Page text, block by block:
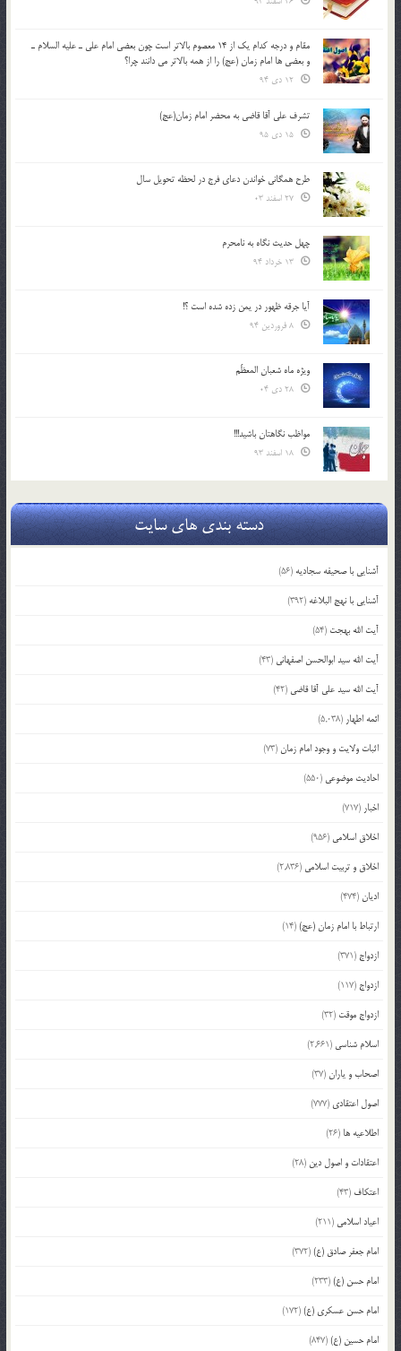
مقام و درجه كدام يك از 14 معصوم بالاتر است چون بعضي امام علي ـ عليه السلام ـ
و بعضي ها امام زمان (عج) را از همه بالاتر مي دانند چرا؟
تشرف علي آقا قاضي به محضر امام زمان(عج)
طرح همگانی خواندن دعای فرج در لحظه تحویل سال
چهل حدیث نگاه به نامحرم
آیا جرقه ظهور در یمن زده شده است ؟!
ویژه ماه شعبان المعظّم
مواظب نگاهتان باشید!!!
دسته بندی های سایت
آشنایی با صحیفه سجادیه (56)
آشنایی با نهج البلاغه (392)
آیت الله بهجت (54)
آیت الله سید ابوالحسن اصفهانی (43)
آیت الله سید علی آقا قاضی (42)
ائمه اطهار (5,038)
اثبات ولایت و وجود امام زمان(73)
احادیث موضوعی (550)
اخبار (717)
اخلاق اسلامی (956)
اخلاق و تربیت اسلامی (2,836)
ادیان(474)
ارتباط با امام زمان (عج)(14)
ازدواج (371)
ازدواج (117)
ازدواج موقت (32)
اسلام شناسی (2,661)
اصحاب و یاران(37)
اصول اعتقادی (777)
اطلاعیه ها (26)
اعتقادات و اصول دین (28)
اعتکاف (43)
اعیاد اسلامی (211)
امام جعفر صادق (ع)(372)
امام حسن (ع)(233)
امام حسن عسکری (ع)(172)
امام حسین (ع)(847)